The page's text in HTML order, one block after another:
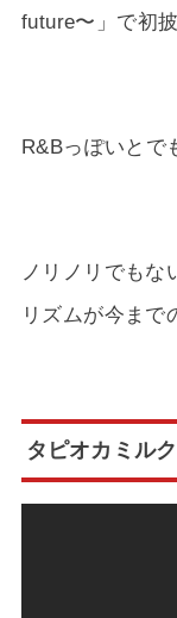
future〜」で初
R&Bっぽいとで
ノリノリでもな
リズムが今まで
タピオカミル